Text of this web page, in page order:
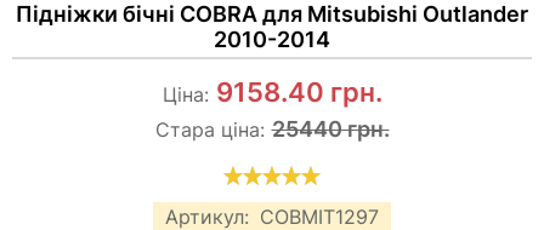
Підніжки бічні COBRA для Mitsubishi Outlander
2010-2014
Артикул: COBMIT1297
Ціна: 9158.40 грн.
Стара ціна: 25440 грн.